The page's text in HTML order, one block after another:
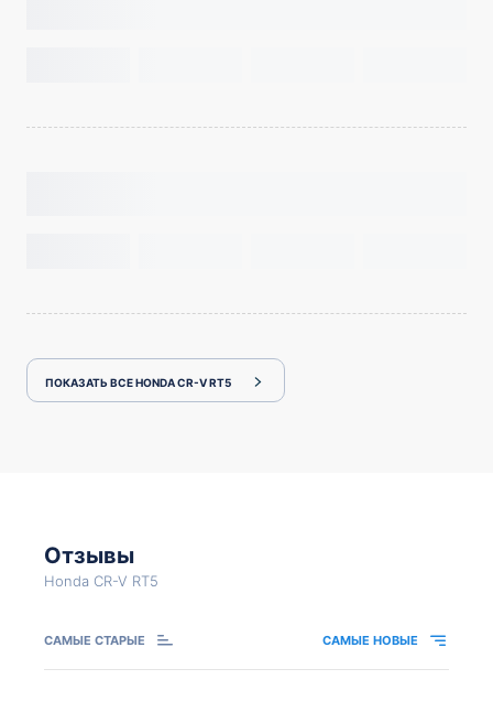
ПОКАЗАТЬ ВСЕ HONDA CR-V RT5
Отзывы
Honda CR-V RT5
САМЫЕ СТАРЫЕ САМЫЕ НОВЫЕ